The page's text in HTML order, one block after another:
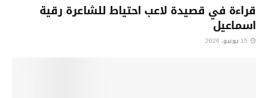
قراءة في قصيدة لاعب احتياط للشاعرة رقية
اسماعيل